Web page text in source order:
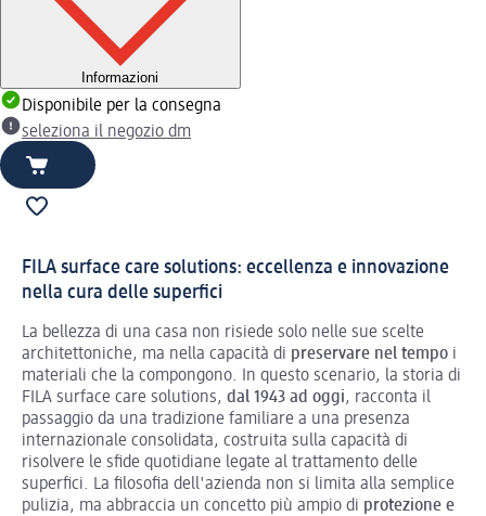
Informazioni
Disponibile per la consegna
seleziona il negozio dm
FILA surface care solutions: eccellenza e innovazione
nella cura delle superfici
La bellezza di una casa non risiede solo nelle sue scelte
architettoniche, ma nella capacità di preservare nel tempo i
materiali che la compongono. In questo scenario, la storia di
FILA surface care solutions, dal 1943 ad oggi, racconta il
passaggio da una tradizione familiare a una presenza
internazionale consolidata, costruita sulla capacità di
risolvere le sfide quotidiane legate al trattamento delle
superfici. La filosofia dell'azienda non si limita alla semplice
pulizia, ma abbraccia un concetto più ampio di protezione e